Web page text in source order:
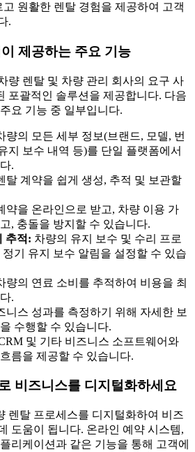
고 원활한 렌탈 경험을 제공하여 고객
.
제공하는 주요 기능
량 렌탈 및 차량 관리 회사의 요구 사
포괄적인 솔루션을 제공합니다. 다음
요 기능 중 일부입니다.
량의 모든 세부 정보(브랜드, 모델, 번
지 보수 내역 등)를 단일 플랫폼에서
.
탈 계약을 쉽게 생성, 추적 및 보관할
약을 온라인으로 받고, 차량 이용 가
, 충돌을 방지할 수 있습니다.
추적: 차량의 유지 보수 및 수리 프로
기 유지 보수 알림을 설정할 수 있습
량의 연료 소비를 추적하여 비용을 최
.
니스 성과를 측정하기 위해 자세한 보
수행할 수 있습니다.
및 기타 비즈니스 소프트웨어와
름을 제공할 수 있습니다.
비즈니스를 디지털화하세요
렌탈 프로세스를 디지털화하여 비즈
도움이 됩니다. 온라인 예약 시스템,
리케이션과 같은 기능을 통해 고객에